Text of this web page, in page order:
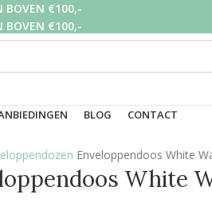
BOVEN €100,-
BOVEN €100,-
BOVEN €100,-
BLOG CONTACT
Enveloppendoos White
White